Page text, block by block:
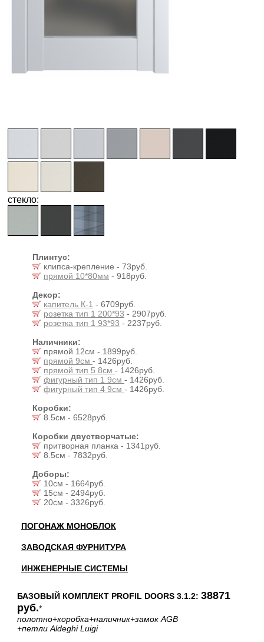
стекло:
Плинтус:
клипса-крепление - 73руб.
прямой 10*80мм - 918руб.
Декор:
капитель К-1 - 6709руб.
розетка тип 1 200*93 - 2907руб.
розетка тип 1 93*93 - 2237руб.
Наличники:
прямой 12см - 1899руб.
прямой 9см - 1426руб.
прямой тип 5 8см - 1426руб.
фигурный тип 1 9см - 1426руб.
фигурный тип 4 9см - 1426руб.
Коробки:
8.5см - 6528руб.
Коробки двустворчатые:
притворная планка - 1341руб.
8.5см - 7832руб.
Доборы:
10см - 1664руб.
15см - 2494руб.
20см - 3326руб.
ПОГОНАЖ МОНОБЛОК
ЗАВОДСКАЯ ФУРНИТУРА
ИНЖЕНЕРНЫЕ СИСТЕМЫ
БАЗОВЫЙ КОМПЛЕКТ PROFIL DOORS 3.1.2: 38871
руб.*
полотно+коробка+наличник+замок AGB
+петли Aldeghi Luigi